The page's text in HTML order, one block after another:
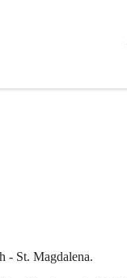
- St. Magdalena.